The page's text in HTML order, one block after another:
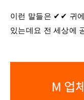
이런 말들은 ✔✔ 귀
있는데요 전 세상에